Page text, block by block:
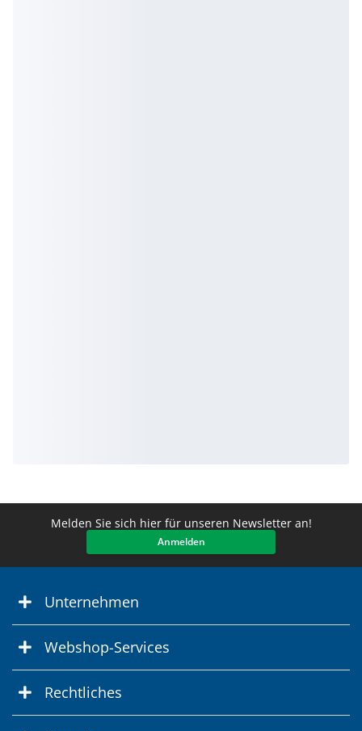
Melden Sie sich hier für unseren Newsletter an!
Anmelden
Unternehmen
Webshop-Services
Rechtliches